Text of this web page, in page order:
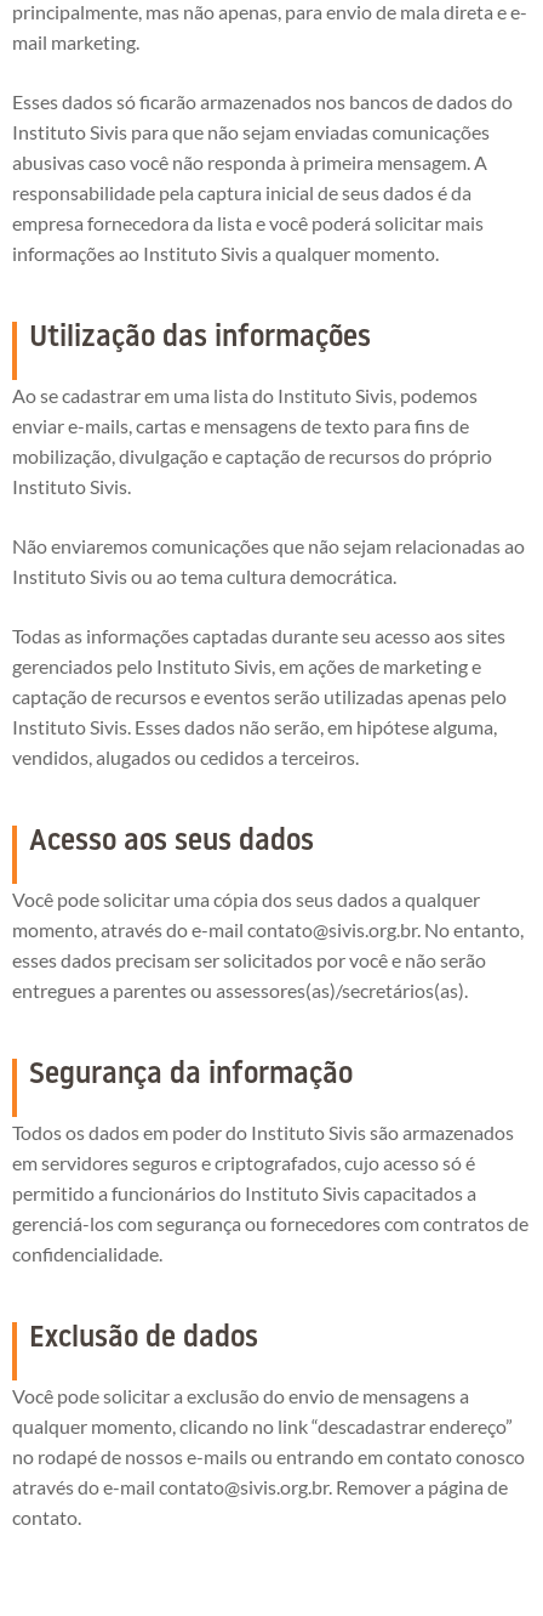
principalmente, mas não apenas, para envio de mala direta e e-
mail marketing.
Esses dados só ficarão armazenados nos bancos de dados do
Instituto Sivis para que não sejam enviadas comunicações
abusivas caso você não responda à primeira mensagem. A
responsabilidade pela captura inicial de seus dados é da
empresa fornecedora da lista e você poderá solicitar mais
informações ao Instituto Sivis a qualquer momento.
Utilização das informações
Ao se cadastrar em uma lista do Instituto Sivis, podemos
enviar e-mails, cartas e mensagens de texto para fins de
mobilização, divulgação e captação de recursos do próprio
Instituto Sivis.
Não enviaremos comunicações que não sejam relacionadas ao
Instituto Sivis ou ao tema cultura democrática.
Todas as informações captadas durante seu acesso aos sites
gerenciados pelo Instituto Sivis, em ações de marketing e
captação de recursos e eventos serão utilizadas apenas pelo
Instituto Sivis. Esses dados não serão, em hipótese alguma,
vendidos, alugados ou cedidos a terceiros.
Acesso aos seus dados
Você pode solicitar uma cópia dos seus dados a qualquer
momento, através do e-mail contato@sivis.org.br. No entanto,
esses dados precisam ser solicitados por você e não serão
entregues a parentes ou assessores(as)/secretários(as).
Segurança da informação
Todos os dados em poder do Instituto Sivis são armazenados
em servidores seguros e criptografados, cujo acesso só é
permitido a funcionários do Instituto Sivis capacitados a
gerenciá-los com segurança ou fornecedores com contratos de
confidencialidade.
Exclusão de dados
Você pode solicitar a exclusão do envio de mensagens a
qualquer momento, clicando no link “descadastrar endereço”
no rodapé de nossos e-mails ou entrando em contato conosco
através do e-mail contato@sivis.org.br. Remover a página de
contato.